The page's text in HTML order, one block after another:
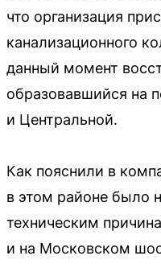
что организация
канализационного
данный момент
образовавшийся на
и Центральной.
Как пояснили в
в этом районе было
техническим
и на Московском